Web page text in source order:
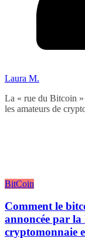
Laura M.
La « rue du Bitcoin »
les amateurs de
BitCoin
Comment le
annoncée par la
cryptomonnaie